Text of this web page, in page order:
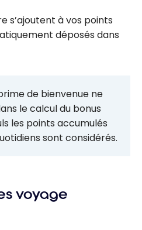
s’ajoutent à vos points
déposés dans
de bienvenue ne
le calcul du bonus
les points accumulés
sont considérés.
voyage